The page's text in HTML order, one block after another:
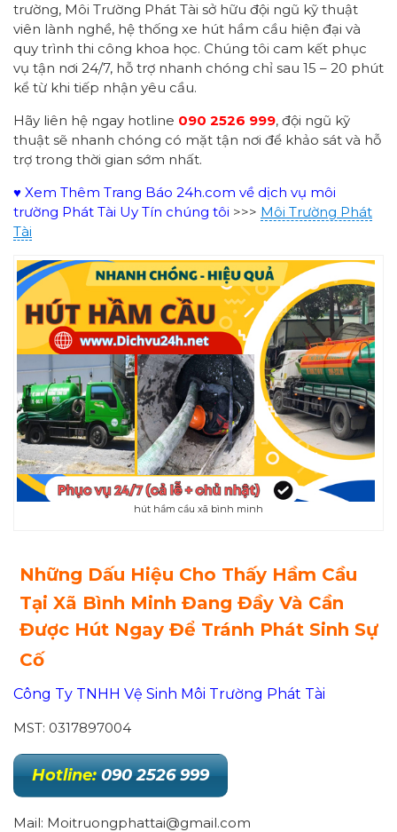
trường, Môi Trường Phát Tài sở hữu đội ngũ kỹ thuật
viên lành nghề, hệ thống xe hút hầm cầu hiện đại và
quy trình thi công khoa học. Chúng tôi cam kết phục
vụ tận nơi 24/7, hỗ trợ nhanh chóng chỉ sau 15 – 20 phút
kể từ khi tiếp nhận yêu cầu.
Hãy liên hệ ngay hotline 090 2526 999, đội ngũ kỹ
thuật sẽ nhanh chóng có mặt tận nơi để khảo sát và hỗ
trợ trong thời gian sớm nhất.
♥ Xem Thêm Trang Báo 24h.com về dịch vụ môi
trường Phát Tài Uy Tín chúng tôi >>> Môi Trường Phát
Tài
hút hầm cầu xã bình minh
Những Dấu Hiệu Cho Thấy Hầm Cầu
Tại Xã Bình Minh Đang Đầy Và Cần
Được Hút Ngay Để Tránh Phát Sinh Sự
Cố
Công Ty TNHH Vệ Sinh Môi Trường Phát Tài
MST: 0317897004
Hotline: 090 2526 999
Mail: Moitruongphattai@gmail.com